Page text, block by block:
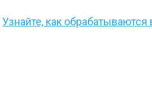
Узнайте, как